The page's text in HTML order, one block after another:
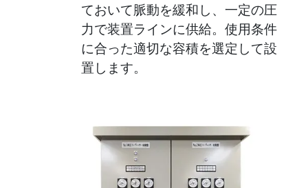
ておいて脈動を緩和し、一定の圧
力で装置ラインに供給。使用条件
に合った適切な容積を選定して設
置します。